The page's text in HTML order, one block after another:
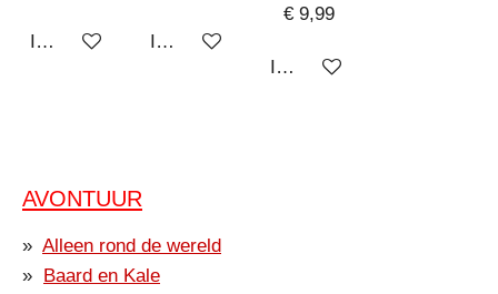
In winkelwagen In winkelwagen
€ 9,99
In winkelwagen
AVONTUUR
Alleen rond de wereld
Baard en Kale